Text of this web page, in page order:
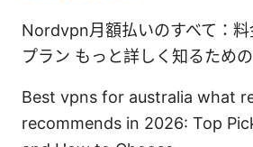
Nordvpn月額払いのすべて：
プラン もっと詳しく知るため
Best vpns for australia what
recommends in 2026: Top